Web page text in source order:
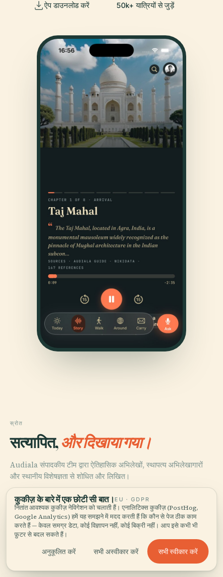
ऐप डाउनलोड करें 50k+ यात्रियों से जुड़ें
स्रोत
सत्यापित,और दिखाया गया।
Audiala संपादकीय टीम द्वारा ऐतिहासिक अभिलेखों, स्थापत्य अभिलेखागारों
और स्थानीय विशेषज्ञता से शोधित और लिखित।
अंतिम समीक्षा: April 2026
Vank Cathedral Historical Overview, 2024, Iran on Trip
Vank Cathedral Visitor Information, 2024, Isfahan Info
कुकीज़ के बारे में एक छोटी सी बात। EU · GDPR
नितांत आवश्यक कुकीज़ नेविगेशन को चलाती हैं। एनालिटिक्स कुकीज़ (PostHog,
Google Analytics) हमें यह समझने में मदद करती हैं कि कौन से पेज ठीक काम
करते हैं — केवल समग्र डेटा, कोई विज्ञापन नहीं, कोई बिक्री नहीं। आप इसे कभी भी
फ़ुटर से बदल सकते हैं।
अनुकूलित करें सभी अस्वीकार करें सभी स्वीकार करें